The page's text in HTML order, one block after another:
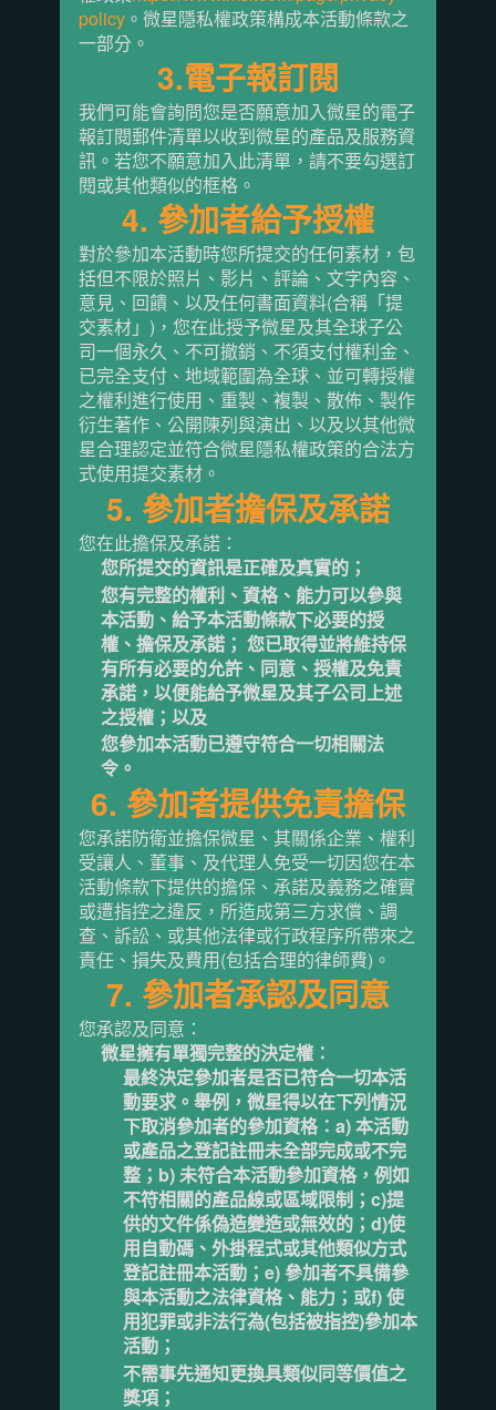
policy。微星隱私權政策構成本活動條款之
一部分。
3.電子報訂閱
我們可能會詢問您是否願意加入微星的電子
報訂閱郵件清單以收到微星的產品及服務資
訊。若您不願意加入此清單，請不要勾選訂
閱或其他類似的框格。
4. 參加者給予授權
對於參加本活動時您所提交的任何素材，包
括但不限於照片、影片、評論、文字內容、
意見、回饋、以及任何書面資料(合稱「提
交素材」)，您在此授予微星及其全球子公
司一個永久、不可撤銷、不須支付權利金、
已完全支付、地域範圍為全球、並可轉授權
之權利進行使用、重製、複製、散佈、製作
衍生著作、公開陳列與演出、以及以其他微
星合理認定並符合微星隱私權政策的合法方
式使用提交素材。
5. 參加者擔保及承諾
您在此擔保及承諾：
您所提交的資訊是正確及真實的；
您有完整的權利、資格、能力可以參與
本活動、給予本活動條款下必要的授
權、擔保及承諾； 您已取得並將維持保
有所有必要的允許、同意、授權及免責
承諾，以便能給予微星及其子公司上述
之授權；以及
您參加本活動已遵守符合一切相關法
令。
6. 參加者提供免責擔保
您承諾防衛並擔保微星、其關係企業、權利
受讓人、董事、及代理人免受一切因您在本
活動條款下提供的擔保、承諾及義務之確實
或遭指控之違反，所造成第三方求償、調
查、訴訟、或其他法律或行政程序所帶來之
責任、損失及費用(包括合理的律師費)。
7. 參加者承認及同意
您承認及同意：
微星擁有單獨完整的決定權：
最終決定參加者是否已符合一切本活
動要求。舉例，微星得以在下列情況
下取消參加者的參加資格：a) 本活動
或產品之登記註冊未全部完成或不完
整；b) 未符合本活動參加資格，例如
不符相關的產品線或區域限制；c)提
供的文件係偽造變造或無效的；d)使
用自動碼、外掛程式或其他類似方式
登記註冊本活動；e) 參加者不具備參
與本活動之法律資格、能力；或f) 使
用犯罪或非法行為(包括被指控)參加本
活動；
不需事先通知更換具類似同等價值之
獎項；